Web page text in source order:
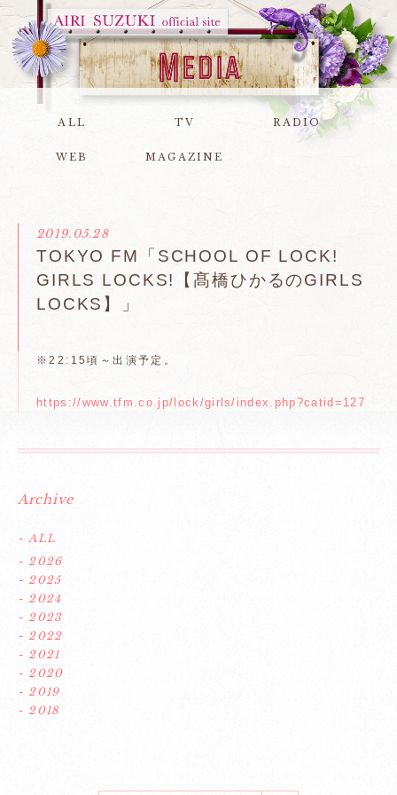
ALL TV RADIO
WEB MAGAZINE
2019.05.28
TOKYO FM「SCHOOL OF LOCK!
GIRLS LOCKS!【髙橋ひかるのGIRLS
LOCKS】」
※22:15頃～出演予定。
https://www.tfm.co.jp/lock/girls/index.php?catid=127
Archive
- ALL
- 2026
- 2025
- 2024
- 2023
- 2022
- 2021
- 2020
- 2019
- 2018